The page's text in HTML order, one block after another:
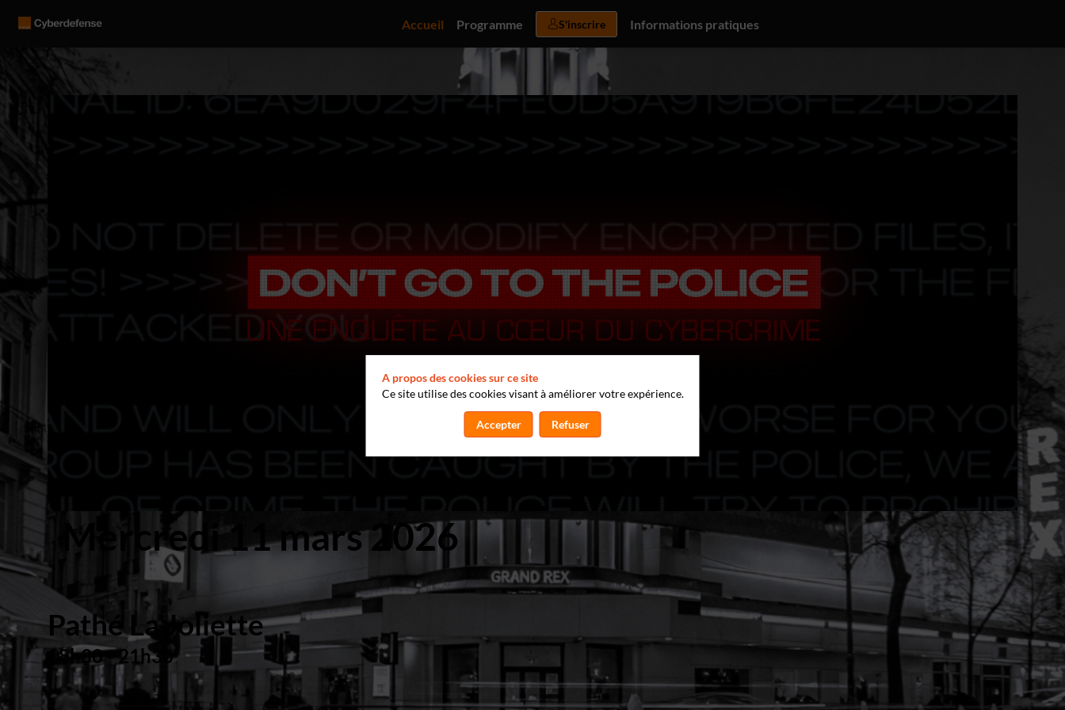
Accueil Programme S'inscrire Informations pratiques
Mercredi 11 mars 2026
Pathé La Joliette
18h30 - 21h30
A propos des cookies sur ce site
Ce site utilise des cookies visant à améliorer votre expérience.
Accepter Refuser